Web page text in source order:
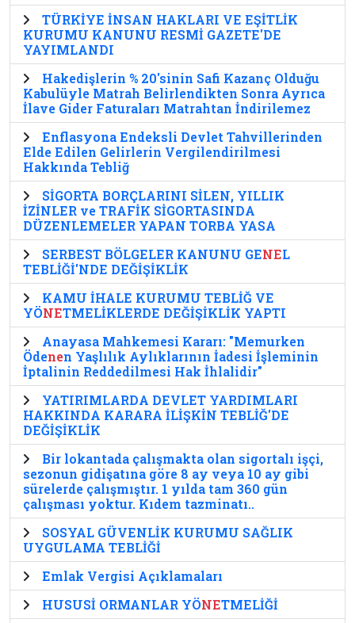
TÜRKİYE İNSAN HAKLARI VE EŞİTLİK
KURUMU KANUNU RESMİ GAZETE'DE
YAYIMLANDI
Hakedişlerin % 20'sinin Safi Kazanç Olduğu
Kabulüyle Matrah Belirlendikten Sonra Ayrıca
İlave Gider Faturaları Matrahtan İndirilemez
Enflasyona Endeksli Devlet Tahvillerinden
Elde Edilen Gelirlerin Vergilendirilmesi
Hakkında Tebliğ
SİGORTA BORÇLARINI SİLEN, YILLIK
İZİNLER ve TRAFİK SİGORTASINDA
DÜZENLEMELER YAPAN TORBA YASA
SERBEST BÖLGELER KANUNU GENEL
TEBLİĞİ'NDE DEĞİŞİKLİK
KAMU İHALE KURUMU TEBLİĞ VE
YÖNETMELİKLERDE DEĞİŞİKLİK YAPTI
Anayasa Mahkemesi Kararı: "Memurken
Ödenen Yaşlılık Aylıklarının İadesi İşleminin
İptalinin Reddedilmesi Hak İhlalidir"
YATIRIMLARDA DEVLET YARDIMLARI
HAKKINDA KARARA İLİŞKİN TEBLİĞ'DE
DEĞİŞİKLİK
Bir lokantada çalışmakta olan sigortalı işçi,
sezonun gidişatına göre 8 ay veya 10 ay gibi
sürelerde çalışmıştır. 1 yılda tam 360 gün
çalışması yoktur. Kıdem tazminatı..
SOSYAL GÜVENLİK KURUMU SAĞLIK
UYGULAMA TEBLİĞİ
Emlak Vergisi Açıklamaları
HUSUSİ ORMANLAR YÖNETMELİĞİ